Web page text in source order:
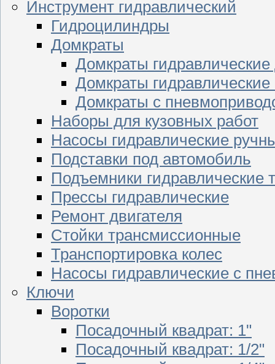
Инструмент гидравлический
Гидроцилиндры
Домкраты
Домкраты
Домкраты гидравлические
Домкраты с
Наборы для кузовных работ
Насосы гидравлические
Подставки под автомобиль
Подъемники гидравлические
Прессы гидравлические
Ремонт двигателя
Стойки трансмиссионные
Транспортировка колес
Насосы гидравлические с
Ключи
Воротки
Посадочный квадрат: 1"
Посадочный квадрат: 1/2"